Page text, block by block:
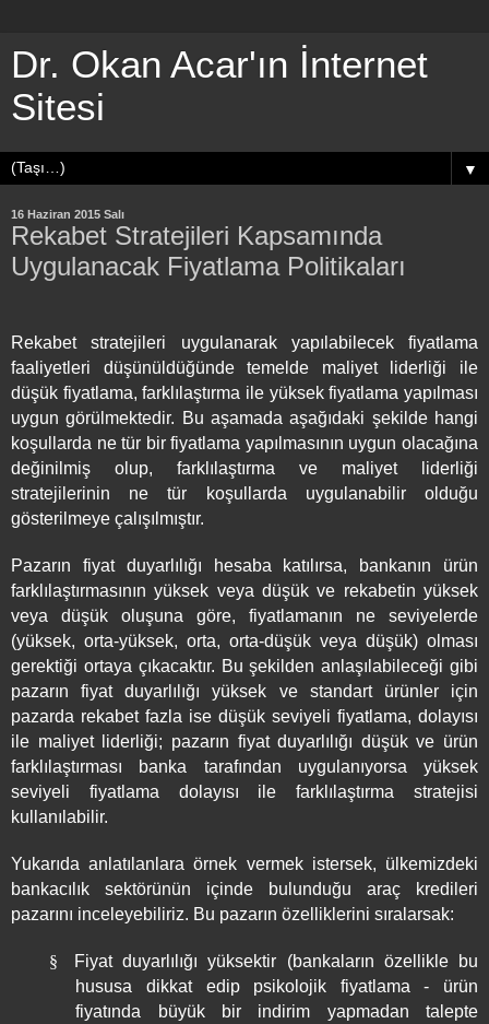
Dr. Okan Acar'ın İnternet
Sitesi
▼
16 Haziran 2015 Salı
Rekabet Stratejileri Kapsamında
Uygulanacak Fiyatlama Politikaları
Rekabet stratejileri uygulanarak yapılabilecek fiyatlama
faaliyetleri düşünüldüğünde temelde maliyet liderliği ile
düşük fiyatlama, farklılaştırma ile yüksek fiyatlama yapılması
uygun görülmektedir. Bu aşamada aşağıdaki şekilde hangi
koşullarda ne tür bir fiyatlama yapılmasının uygun olacağına
değinilmiş olup, farklılaştırma ve maliyet liderliği
stratejilerinin ne tür koşullarda uygulanabilir olduğu
gösterilmeye çalışılmıştır.
Pazarın fiyat duyarlılığı hesaba katılırsa, bankanın ürün
farklılaştırmasının yüksek veya düşük ve rekabetin yüksek
veya düşük oluşuna göre, fiyatlamanın ne seviyelerde
(yüksek, orta-yüksek, orta, orta-düşük veya düşük) olması
gerektiği ortaya çıkacaktır. Bu şekilden anlaşılabileceği gibi
pazarın fiyat duyarlılığı yüksek ve standart ürünler için
pazarda rekabet fazla ise düşük seviyeli fiyatlama, dolayısı
ile maliyet liderliği; pazarın fiyat duyarlılığı düşük ve ürün
farklılaştırması banka tarafından uygulanıyorsa yüksek
seviyeli fiyatlama dolayısı ile farklılaştırma stratejisi
kullanılabilir.
Yukarıda anlatılanlara örnek vermek istersek, ülkemizdeki
bankacılık sektörünün içinde bulunduğu araç kredileri
pazarını inceleyebiliriz. Bu pazarın özelliklerini sıralarsak:
§
Fiyat duyarlılığı yüksektir (bankaların özellikle bu
hususa dikkat edip psikolojik fiyatlama - ürün
fiyatında büyük bir indirim yapmadan talepte